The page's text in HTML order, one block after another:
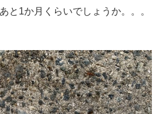
と1か月くらいでしょうか。。。